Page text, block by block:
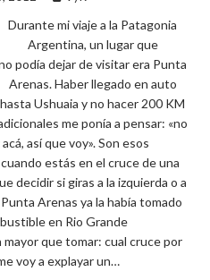
Durante mi viaje a la Patagonia
Argentina, un lugar que
podía dejar de visitar era Punta
Arenas. Haber llegado en auto
hasta Ushuaia y no hacer 200 KM
me ponía a pensar: «no
así que voy». Son esos
estás en el cruce de una
decidir si giras a la izquierda o a
Arenas ya la había tomado
en Rio Grande
que tomar: cual cruce por
voy a explayar un…